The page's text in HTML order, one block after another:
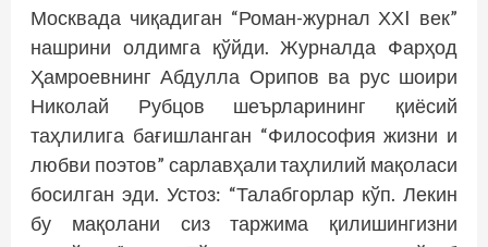
Москвада чиқадиган “Роман-журнал ХХI век”
нашрини олдимга қўйди. Журналда Фарҳод
Ҳамроевнинг Абдулла Орипов ва рус шои­ри
Николай Рубцов шеърларининг қиёсий
таҳлилига бағишланган “Философия жизни и
любви поэтов” сарлавҳали таҳлилий мақоласи
босилган эди. Устоз: “Талаб­горлар кўп. Лекин
бу мақолани сиз таржима қилишингизни